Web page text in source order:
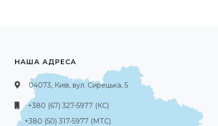
НАША АДРЕСА
04073, Київ, вул. Сирецька, 5
+380 (67) 327-5977 (КС)
+380 (50) 317-5977 (МТС)